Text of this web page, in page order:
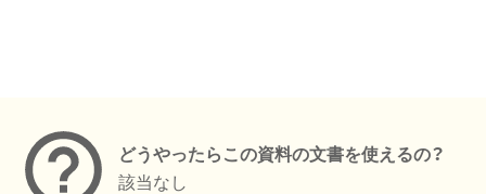
どうやったらこの資料の文書を使えるの？
該当なし